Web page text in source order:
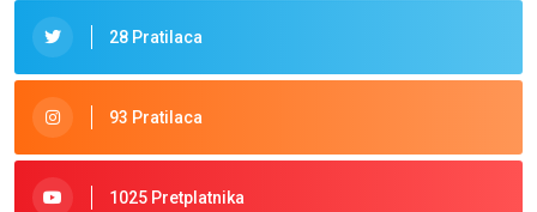
28 Pratilaca
93 Pratilaca
1025 Pretplatnika